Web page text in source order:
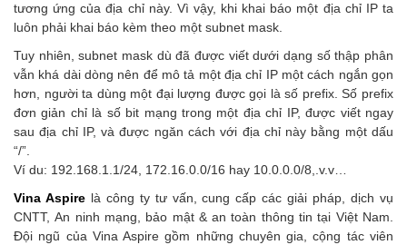
tương ứng của địa chỉ này. Vì vậy, khi khai báo một địa chỉ IP ta
luôn phải khai báo kèm theo một subnet mask.
Tuy nhiên, subnet mask dù đã được viết dưới dạng số thập phân
vẫn khá dài dòng nên để mô tả một địa chỉ IP một cách ngắn gọn
hơn, người ta dùng một đại lượng được gọi là số prefix. Số prefix
đơn giản chỉ là số bit mạng trong một địa chỉ IP, được viết ngay
sau địa chỉ IP, và được ngăn cách với địa chỉ này bằng một dấu
“/”.
Ví du: 192.168.1.1/24, 172.16.0.0/16 hay 10.0.0.0/8,.v.v…
Vina Aspire là công ty tư vấn, cung cấp các giải pháp, dịch vụ
CNTT, An ninh mạng, bảo mật & an toàn thông tin tại Việt Nam.
Đội ngũ của Vina Aspire gồm những chuyên gia, cộng tác viên